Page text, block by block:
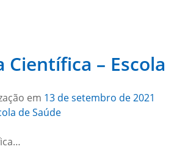
Científica – Escola
em 13 de setembro de 2021
de Saúde